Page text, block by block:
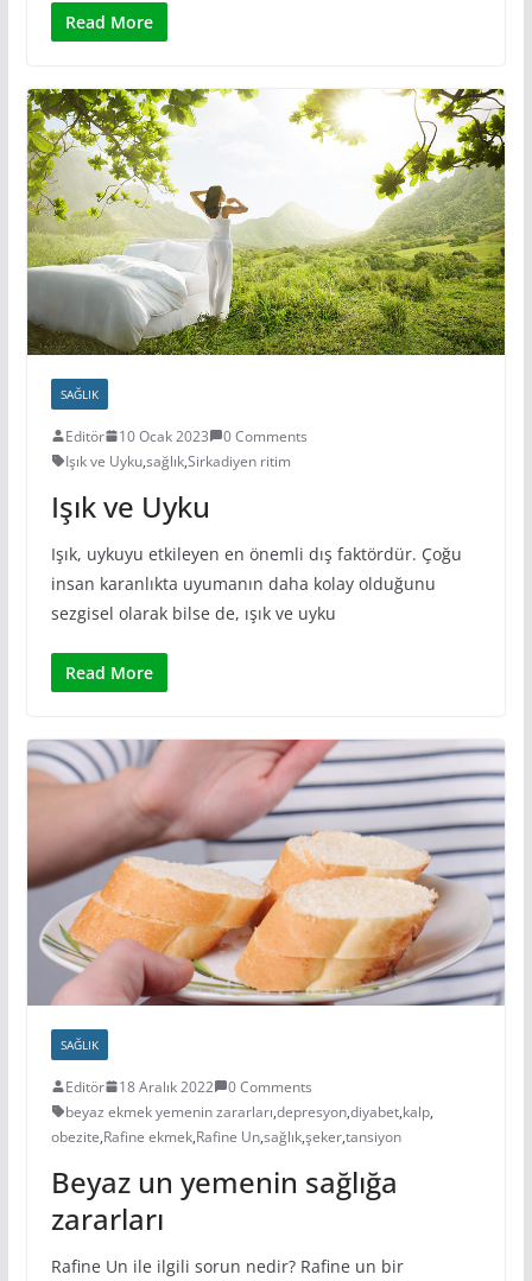
Read More
SAĞLIK
Editör 10 Ocak 2023
0 Comments
Işık ve Uyku,sağlık,Sirkadiyen ritim
Işık ve Uyku
Işık, uykuyu etkileyen en önemli dış faktördür. Çoğu
insan karanlıkta uyumanın daha kolay olduğunu
sezgisel olarak bilse de, ışık ve uyku
Read More
SAĞLIK
Editör 18 Aralık 2022
0 Comments
beyaz ekmek yemenin zararları,depresyon,diyabet,kalp,
obezite,Rafine ekmek,Rafine Un,sağlık,şeker,tansiyon
Beyaz un yemenin sağlığa
zararları
Rafine Un ile ilgili sorun nedir? Rafine un bir